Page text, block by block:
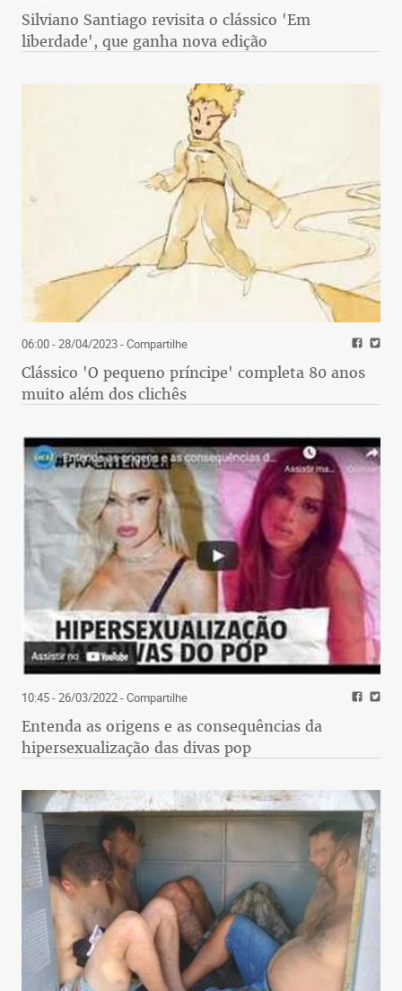
Silviano Santiago revisita o clássico 'Em
liberdade', que ganha nova edição
06:00 - 28/04/2023- Compartilhe
Clássico 'O pequeno príncipe' completa 80 anos
muito além dos clichês
10:45 - 26/03/2022- Compartilhe
Entenda as origens e as consequências da
hipersexualização das divas pop